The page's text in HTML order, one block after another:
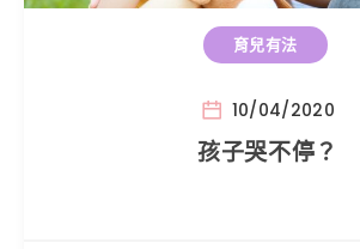
育兒有法
10/04/2020
孩子哭不停？